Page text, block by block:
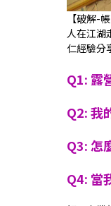
【破解-
人在江湖
仁經驗分
Q1: 露
Q2: 我
Q3: 怎
Q4: 當